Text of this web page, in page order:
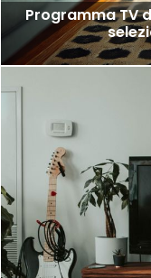
Programma TV